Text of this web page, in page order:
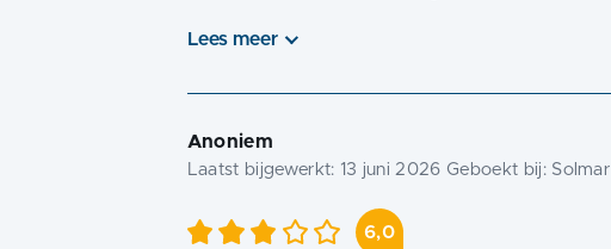
Lees meer
Anoniem
Laatst bijgewerkt: 13 juni 2026 Geboekt bij: Solmar
6,0